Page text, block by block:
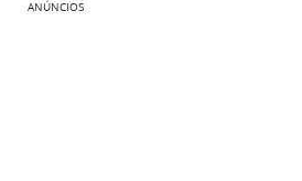
ANÚNCIOS